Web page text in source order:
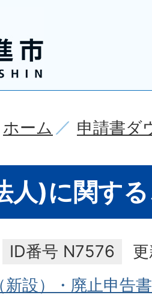
ホーム 申請書ダ
人)に関す
ID番号 N7576
新設）・廃止申告